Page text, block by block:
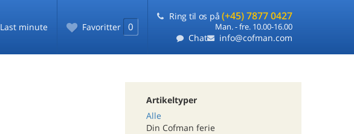
Last minute Favoritter 0
Ring til os på (+45) 7877 0427
Man. - fre. 10.00-16.00
Chat info@cofman.com
Artikeltyper
Alle
Din Cofman ferie